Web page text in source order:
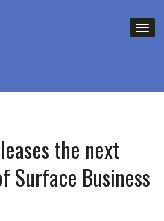
the next
Surface Business